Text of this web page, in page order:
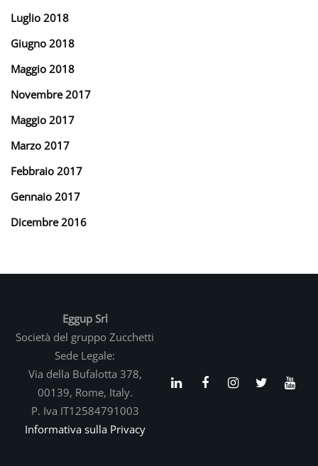
Luglio 2018
Giugno 2018
Maggio 2018
Novembre 2017
Maggio 2017
Marzo 2017
Febbraio 2017
Gennaio 2017
Dicembre 2016
Eggup Srl
Società del gruppo Zucchetti
Sede Legale:
Via della Bufalotta 378,
00139, Rome, Italy.
P. Iva IT12584791003
Informativa sulla Privacy